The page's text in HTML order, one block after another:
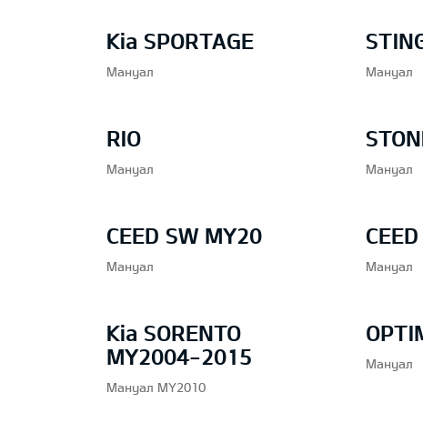
Kia SPORTAGE
Мануал Мануал
RIO
Мануал Мануал
CEED SW MY20
Мануал Мануал
Kia SORENTO
MY2004-2015
Мануал MY2010
Мануал